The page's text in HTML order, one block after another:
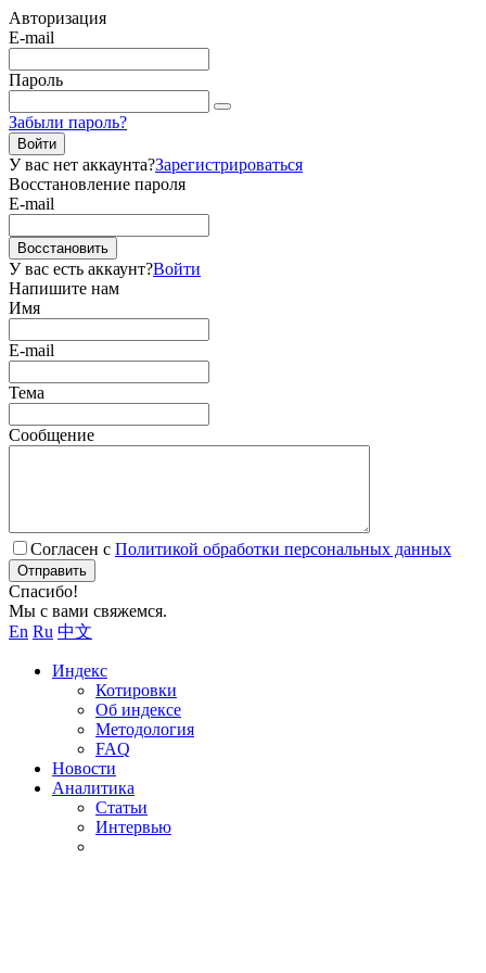
Авторизация
E-mail
Пароль
Забыли пароль?
Войти
У вас нет аккаунта?Зарегистрироваться
Восстановление пароля
E-mail
Восстановить
У вас есть аккаунт?Войти
Напишите нам
Имя
E-mail
Тема
Сообщение
Согласен с Политикой обработки персональных данных
Отправить
Спасибо!
Мы с вами свяжемся.
En Ru 中文
Индекс
Котировки
Об индексе
Методология
FAQ
Новости
Аналитика
Статьи
Интервью